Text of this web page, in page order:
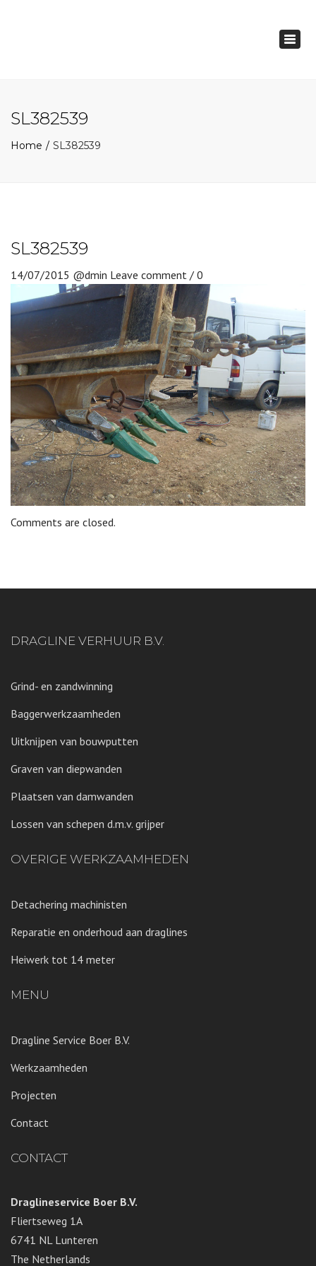
SL382539
Home SL382539
SL382539
14/07/2015 @dmin Leave comment / 0
Comments are closed.
DRAGLINE VERHUUR B.V.
Grind- en zandwinning
Baggerwerkzaamheden
Uitknijpen van bouwputten
Graven van diepwanden
Plaatsen van damwanden
Lossen van schepen d.m.v. grijper
OVERIGE WERKZAAMHEDEN
Detachering machinisten
Reparatie en onderhoud aan draglines
Heiwerk tot 14 meter
MENU
Dragline Service Boer B.V.
Werkzaamheden
Projecten
Contact
CONTACT
Draglineservice Boer B.V.
Fliertseweg 1A
6741 NL Lunteren
The Netherlands